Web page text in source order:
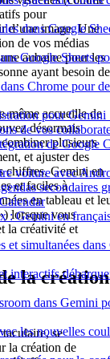
dans Google
Google Sheets
Chrome pour
pour Gemini
de vos
de Google
voiture avec
secondaires
: Gemini en
et simultanées
interactifs
dans Gemini
les nouvelles
pour
d’une image. Une
de vos médias
aubaine pour les
ayant besoin de
même accueille de
désormais
plusieurs
et ajuster des
chiffres, Gemini en
et faciles à
en tableau et
lorsque vous
la créativité et
la création
se
la création de